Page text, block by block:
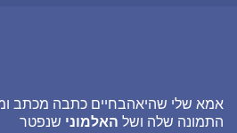
אמא שלי שהיאהבחיים כתבה מכתב
התמונה שלה ושל האלמוני שנפטר